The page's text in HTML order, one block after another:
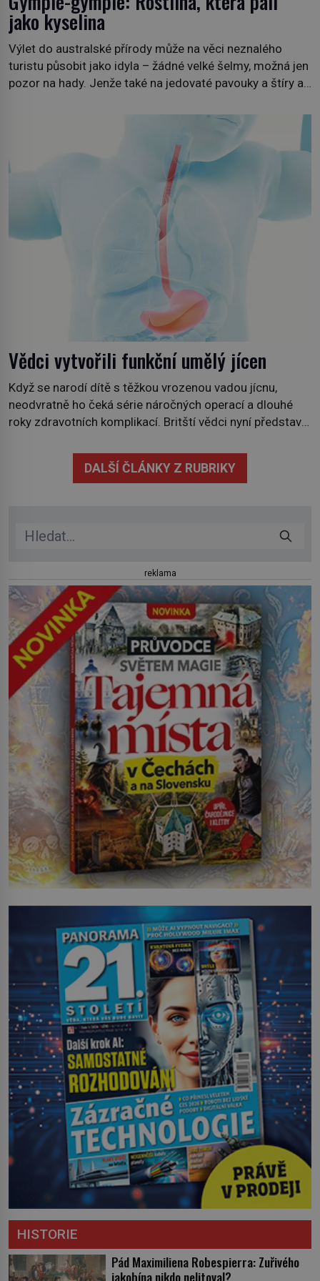
jako kyselina
Výlet do australské přírody může na věci neznalého
turistu působit jako idyla – žádné velké šelmy, možná jen
pozor na hady. Jenže také na jedovaté pavouky a štíry a
Stačí letmý dotyk a ozve se pronikavá bolest, která
Vědci vytvořili funkční umělý jícen
Když se narodí dítě s těžkou vrozenou vadou jícnu,
neodvratně ho čeká série náročných operací a dlouhé
roky zdravotních komplikací. Britští vědci nyní představili
V laboratoři se jim podařilo vypěstovat funkční náhradu
části jícnu, která úspěšně obstála v testech na zvířatech.
DALŠÍ ČLÁNKY Z RUBRIKY
reklama
HISTORIE
Pád Maximiliena Robespierra: Zuřivého
jakobína nikdo nelitoval?